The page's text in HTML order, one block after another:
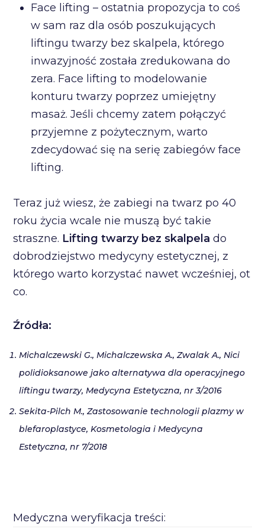
Face lifting – ostatnia propozycja to coś
w sam raz dla osób poszukujących
liftingu twarzy bez skalpela, którego
inwazyjność została zredukowana do
zera. Face lifting to modelowanie
konturu twarzy poprzez umiejętny
masaż. Jeśli chcemy zatem połączyć
przyjemne z pożytecznym, warto
zdecydować się na serię zabiegów face
lifting.
Teraz już wiesz, że zabiegi na twarz po 40
roku życia wcale nie muszą być takie
straszne. Lifting twarzy bez skalpela do
dobrodziejstwo medycyny estetycznej, z
którego warto korzystać nawet wcześniej, ot
co.
Źródła:
Michalczewski G., Michalczewska A., Zwalak A., Nici
polidioksanowe jako alternatywa dla operacyjnego
liftingu twarzy, Medycyna Estetyczna, nr 3/2016
Sekita-Pilch M., Zastosowanie technologii plazmy w
blefaroplastyce, Kosmetologia i Medycyna
Estetyczna, nr 7/2018
Medyczna weryfikacja treści: